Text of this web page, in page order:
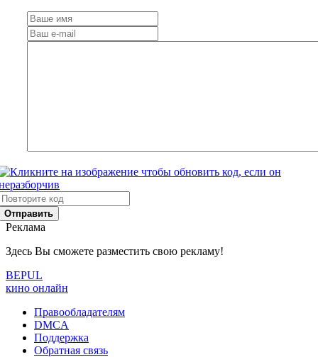
Отправить
Реклама
Здесь Вы сможете разместить свою рекламу!
BEPUL
кино онлайн
Правообладателям
DMCA
Поддержка
Обратная связь